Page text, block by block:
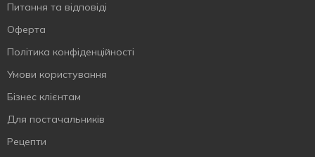
Питання та відповіді
Оферта
Політика конфіденційності
Умови користування
Бізнес клієнтам
Для постачальників
Рецепти